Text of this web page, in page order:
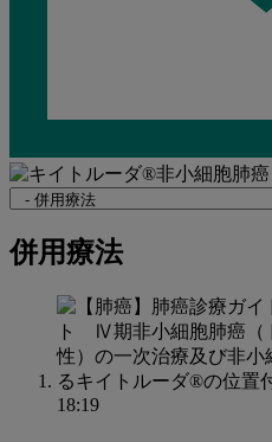
Navigate
関
連
併用療法
18:19